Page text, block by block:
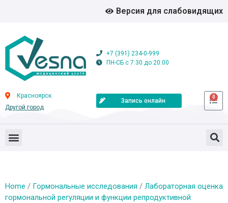
Версия для слабовидящих
+7 (391) 234-0-999
ПН-СБ с 7:30 до 20:00
Красноярск
Другой город
Запись онлайн
0
Home / Гормональные исследования / Лабораторная оценка
гормональной регуляции и функции репродуктивной